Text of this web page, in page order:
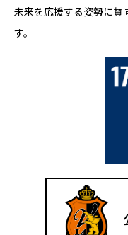
未来を応援する姿勢に賛
す。